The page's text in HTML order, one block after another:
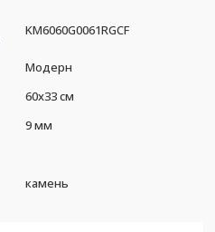
KM6060G0061RGCF
Модерн
60x33 см
9 мм
камень